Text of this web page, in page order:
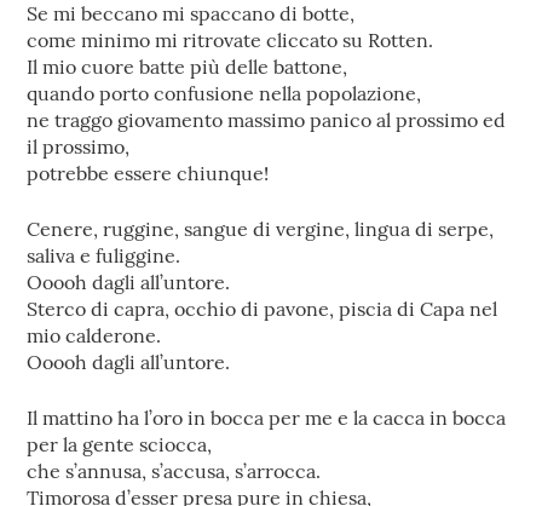
Se mi beccano mi spaccano di botte,
come minimo mi ritrovate cliccato su Rotten.
Il mio cuore batte più delle battone,
quando porto confusione nella popolazione,
ne traggo giovamento massimo panico al prossimo ed
il prossimo,
potrebbe essere chiunque!
Cenere, ruggine, sangue di vergine, lingua di serpe,
saliva e fuliggine.
Ooooh dagli all’untore.
Sterco di capra, occhio di pavone, piscia di Capa nel
mio calderone.
Ooooh dagli all’untore.
Il mattino ha l’oro in bocca per me e la cacca in bocca
per la gente sciocca,
che s’annusa, s’accusa, s’arrocca.
Timorosa d’esser presa pure in chiesa,